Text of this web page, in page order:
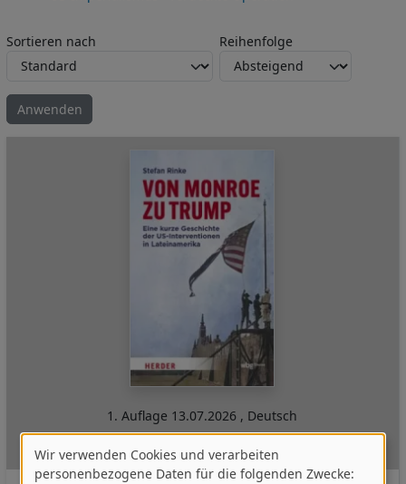
Sortieren nach Reihenfolge
1. Auflage 13.07.2026 , Deutsch
Theiss in Herder
Verwendung
Wir verwenden Cookies und verarbeiten
personenbezogene Daten für die folgenden Zwecke: